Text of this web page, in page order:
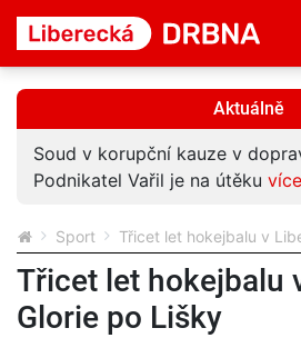
Aktuálně
Soud v korupční kauze v
Podnikatel Vařil je na útěku
Sport Třicet let hokejbalu v
Třicet let hokejbalu
Glorie po Lišky